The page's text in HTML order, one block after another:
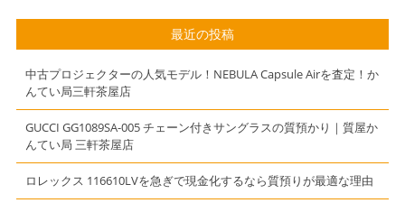
【かんてい局】
【三軒茶屋】
預かり】できま
す【質】【かん
てい局】【三軒
最近の投稿
中古プロジェクターの人気モデル！NEBULA Capsule Airを査定！か
んてい局三軒茶屋店
GUCCI GG1089SA-005 チェーン付きサングラスの質預かり｜質屋か
んてい局 三軒茶屋店
ロレックス 116610LVを急ぎで現金化するなら質預りが最適な理由